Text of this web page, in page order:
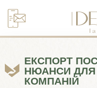
Перейти
до
ЕКСПОРТ
НЮАНСИ ДЛЯ
КОМПАНІЙ